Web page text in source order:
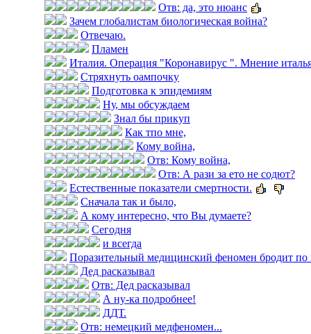
Отв: да, это нюанс
Зачем глобалистам биологическая война?
Отвечаю.
Пламен
Италия. Операция "Коронавирус ". Мнение
Стряхнуть оампочку
Подготовка к эпидемиям
Ну, мы обсуждаем
Знал бы прикуп
Как тпо мне,
Кому война,
Отв: Кому война,
Отв: А рази за ето не содют?
Естественные показатели смертности.
Сначала так и было,
А кому интересно, что Вы думаете?
Сегодня
и всегда
Поразительный медицинский феномен бродит по
Дед расказывал
Отв: Дед расказывал
А ну-ка подробнее!
ДДТ.
Отв: немецкий медфеномен...